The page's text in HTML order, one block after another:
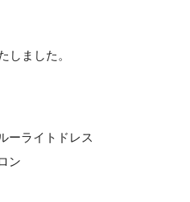
しました。
ーライトドレス
ン